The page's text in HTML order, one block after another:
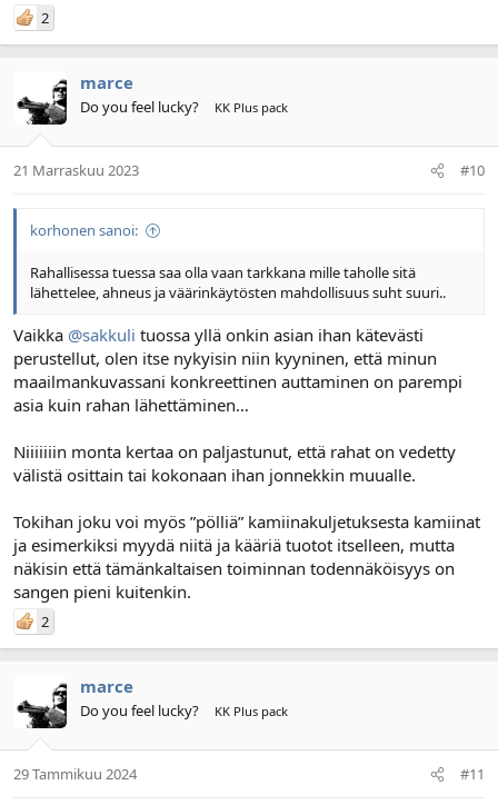
2
marce
Do you feel lucky? KK Plus pack
21 Marraskuu 2023 #10
korhonen sanoi:
Rahallisessa tuessa saa olla vaan tarkkana mille taholle sitä
lähettelee, ahneus ja väärinkäytösten mahdollisuus suht suuri..
Vaikka @sakkuli tuossa yllä onkin asian ihan kätevästi
perustellut, olen itse nykyisin niin kyyninen, että minun
maailmankuvassani konkreettinen auttaminen on parempi
asia kuin rahan lähettäminen…
Niiiiiiin monta kertaa on paljastunut, että rahat on vedetty
välistä osittain tai kokonaan ihan jonnekkin muualle.
Tokihan joku voi myös ”pölliä” kamiinakuljetuksesta kamiinat
ja esimerkiksi myydä niitä ja kääriä tuotot itselleen, mutta
näkisin että tämänkaltaisen toiminnan todennäköisyys on
sangen pieni kuitenkin.
2
marce
Do you feel lucky? KK Plus pack
29 Tammikuu 2024 #11